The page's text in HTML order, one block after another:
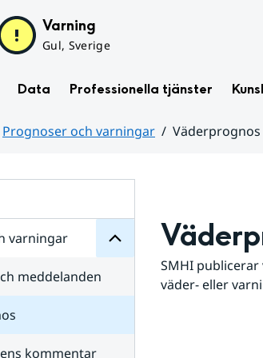
Varning
Gul, Sverige
Data Professionella tjänster
Prognoser och varningar
Väderprognos
varningar
för
varningar
meddelanden
kommentar
SMHI
väder- eller